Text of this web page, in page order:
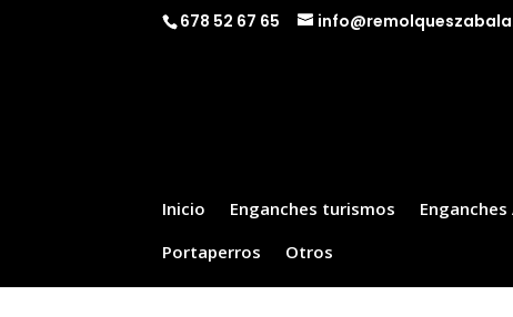
678 52 67 65
Inicio Enganches turismos
Portaperros
Otros